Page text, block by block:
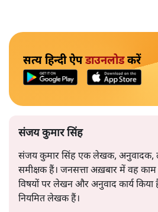
सत्य हिन्दी ऐपडाउनलोडकरें
संजय कुमार सिंह
संजय कुमार सिंह एक लेखक, अनुवादक,
समीक्षक हैं। जनसत्ता अख़बार में वह काम
विषयों पर लेखन और अनुवाद कार्य किया
नियमित लेखक हैं।